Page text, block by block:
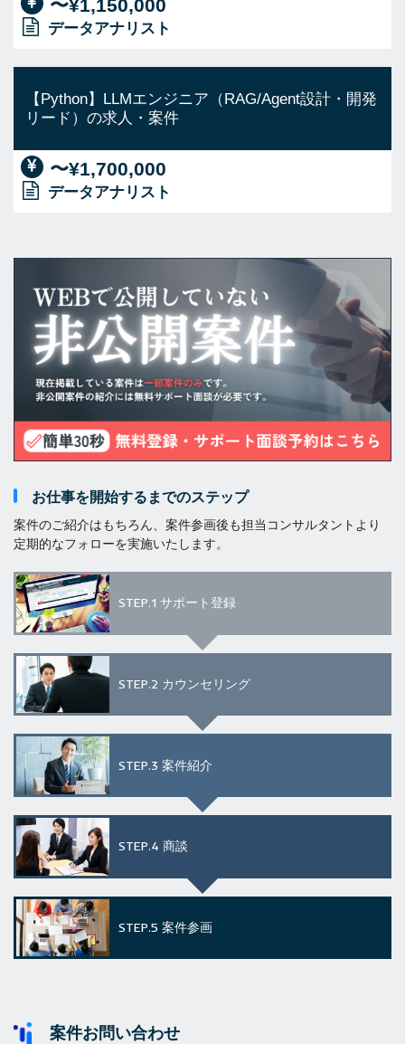
〜¥1,150,000
データアナリスト
【Python】LLMエンジニア（RAG/Agent設計・開発
リード）の求人・案件
〜¥1,700,000
データアナリスト
お仕事を開始するまでのステップ
案件のご紹介はもちろん、案件参画後も担当コンサルタントより
定期的なフォローを実施いたします。
STEP.1 サポート登録
STEP.2 カウンセリング
STEP.3 案件紹介
STEP.4 商談
STEP.5 案件参画
案件お問い合わせ